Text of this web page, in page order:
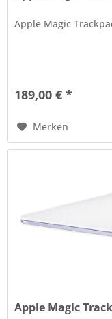
Apple Magic
189,00 € *
Merken
Apple Magic